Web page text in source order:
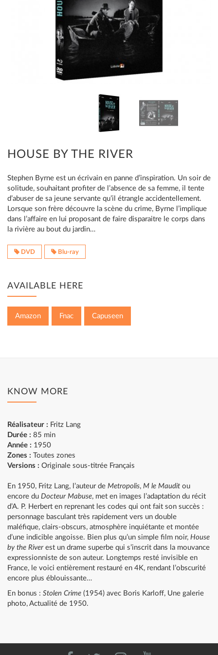
HOUSE BY THE RIVER
Stephen Byrne est un écrivain en panne d’inspiration. Un soir de
solitude, souhaitant profiter de l’absence de sa femme, il tente
d’abuser de sa jeune servante qu’il étrangle accidentellement.
Lorsque son frère découvre la scène du crime, Byrne l’implique
dans l’affaire en lui proposant de faire disparaitre le corps dans
la rivière au bout du jardin…
DVD Blu-ray
AVAILABLE HERE
Amazon Fnac Capuseen
KNOW MORE
Réalisateur : Fritz Lang
Durée : 85 min
Année : 1950
Zones : Toutes zones
Versions : Originale sous-titrée Français
En 1950, Fritz Lang, l’auteur de Metropolis, M le Maudit ou
encore du Docteur Mabuse, met en images l’adaptation du récit
d’A. P. Herbert en reprenant les codes qui ont fait son succès :
personnage basculant très rapidement vers un double
maléfique, clairs-obscurs, atmosphère inquiétante et montée
d’une indicible angoisse. Bien plus qu’un simple film noir, House
by the Riverest un drame superbe qui s’inscrit dans la mouvance
expressionniste de son auteur. Longtemps resté invisible en
France, le voici entièrement restauré en 4K, rendant l’obscurité
encore plus éblouissante…
En bonus : Stolen Crime (1954) avec Boris Karloff, Une galerie
photo, Actualité de 1950.